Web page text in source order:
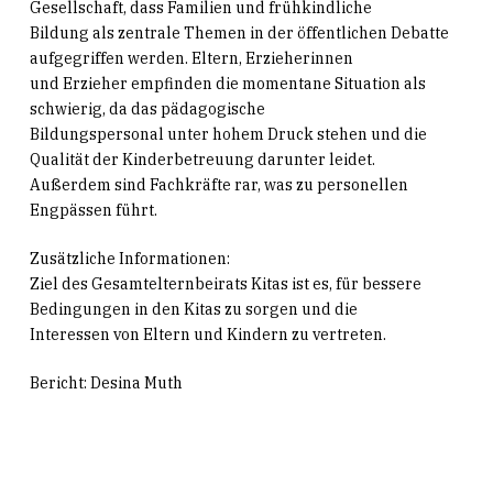
Gesellschaft, dass Familien und frühkindliche
Bildung als zentrale Themen in der öffentlichen Debatte
aufgegriffen werden. Eltern, Erzieherinnen
und Erzieher empfinden die momentane Situation als
schwierig, da das pädagogische
Bildungspersonal unter hohem Druck stehen und die
Qualität der Kinderbetreuung darunter leidet.
Außerdem sind Fachkräfte rar, was zu personellen
Engpässen führt.
Zusätzliche Informationen:
Ziel des Gesamtelternbeirats Kitas ist es, für bessere
Bedingungen in den Kitas zu sorgen und die
Interessen von Eltern und Kindern zu vertreten.
Bericht: Desina Muth